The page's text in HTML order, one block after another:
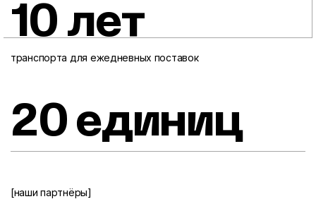
10 лет
транспорта для ежедневных поставок
20 единиц
[наши партнёры]